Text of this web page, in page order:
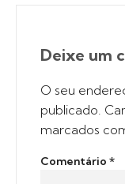
Deixe um
O seu
publicado.
marcados
Comentário *